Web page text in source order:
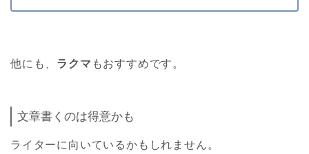
品物が届いてから出品者に入金される独自システムで安心で
他にも、 ラクマ もおすすめです。
文章書くのは得意かも
ライターに向いているかもしれません。